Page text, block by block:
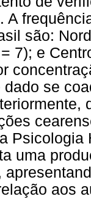
A
são:
= 7); e
se
Psicologia
uma
aos